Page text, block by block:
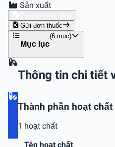
Sản xuất
Gửi đơn thuốc
Mục lục
(6 mục)
Thông tin chi tiết
Thành phần hoạt chất
1 hoạt chất
Tên hoạt chất